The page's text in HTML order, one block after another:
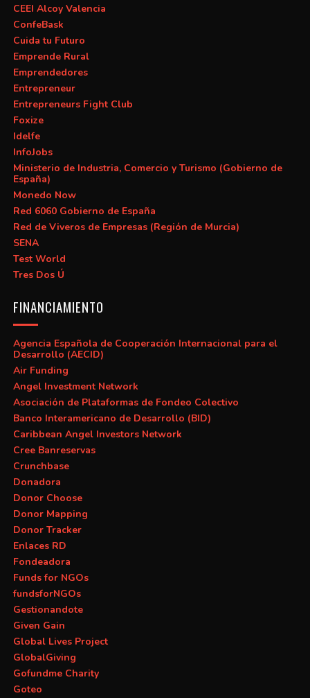
CEEI Alcoy Valencia
ConfeBask
Cuida tu Futuro
Emprende Rural
Emprendedores
Entrepreneur
Entrepreneurs Fight Club
Foxize
Idelfe
InfoJobs
Ministerio de Industria, Comercio y Turismo (Gobierno de
España)
Monedo Now
Red 6060 Gobierno de España
Red de Viveros de Empresas (Región de Murcia)
SENA
Test World
Tres Dos Ú
FINANCIAMIENTO
Agencia Española de Cooperación Internacional para el
Desarrollo (AECID)
Air Funding
Angel Investment Network
Asociación de Plataformas de Fondeo Colectivo
Banco Interamericano de Desarrollo (BID)
Caribbean Angel Investors Network
Cree Banreservas
Crunchbase
Donadora
Donor Choose
Donor Mapping
Donor Tracker
Enlaces RD
Fondeadora
Funds for NGOs
fundsforNGOs
Gestionandote
Given Gain
Global Lives Project
GlobalGiving
Gofundme Charity
Goteo